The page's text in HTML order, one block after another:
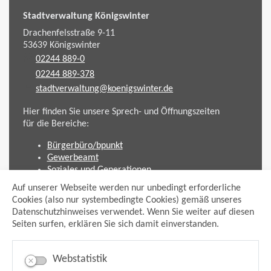
Auf unserer Webseite werden nur unbedingt erforderliche
Cookies (also nur systembedingte Cookies) gemäß unseres
Datenschutzhinweises verwendet. Wenn Sie weiter auf diesen
Seiten surfen, erklären Sie sich damit einverstanden.
Webstatistik
Stadtverwaltung Königswinter
Drachenfelsstraße 9-11
53639Königswinter
02244 889-0
02244 889-378
stadtverwaltung@koenigswinter.de
Hier finden Sie unsere Sprech- und Öffnungszeiten
für die Bereiche:
Bürgerbüro/bpunkt
Gewerbeamt
Soziales und Generationen
Standesamt
Friedhofsverwaltung
Planen und Bauen (Bauamt)
Impressum
Datenschutzhinweis
Anmelden